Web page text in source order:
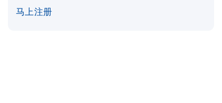
马上注册